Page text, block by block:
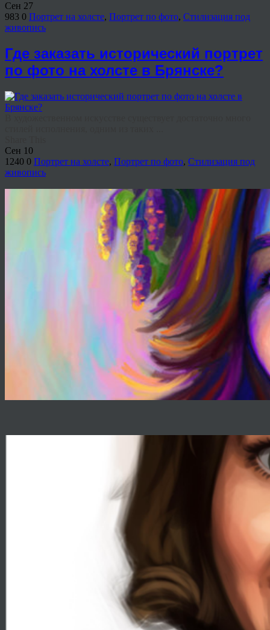
Сен 27
983 0 Портрет на холсте, Портрет по фото, Стилизация под
живопись
Где заказать исторический портрет
по фото на холсте в Брянске?
Сен 10
1240 0 Портрет на холсте, Портрет по фото, Стилизация под
живопись